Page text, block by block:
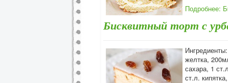
Подробнее:
Бисквитный торт с
желтка,
сахара, 1
ст.л.